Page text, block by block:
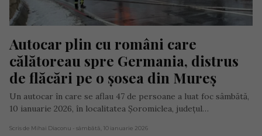
Autocar plin cu români care
călătoreau spre Germania, distrus
de flăcări pe o șosea din Mureș
Un autocar în care se aflau 47 de persoane a luat foc sâmbătă,
10 ianuarie 2026, în localitatea Șoromiclea, județul…
Scris de Mihai Diaconu - sâmbătă, 10 ianuarie 2026